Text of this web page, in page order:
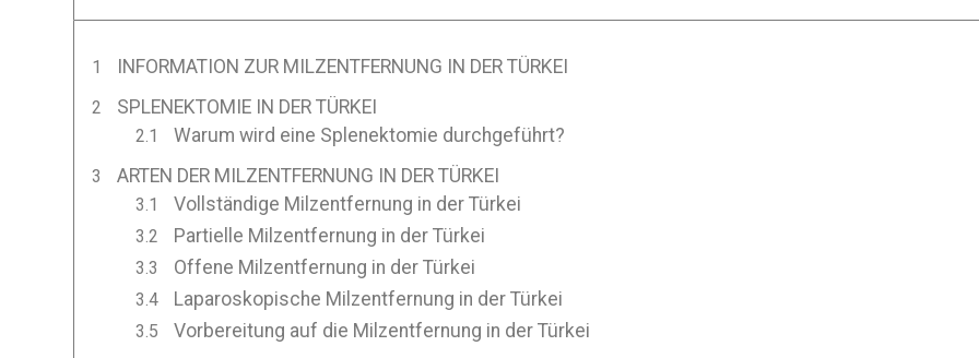
INFORMATION ZUR MILZENTFERNUNG IN DER TÜRKEI
SPLENEKTOMIE IN DER TÜRKEI
Warum wird eine Splenektomie durchgeführt?
ARTEN DER MILZENTFERNUNG IN DER TÜRKEI
Vollständige Milzentfernung in der Türkei
Partielle Milzentfernung in der Türkei
Offene Milzentfernung in der Türkei
Laparoskopische Milzentfernung in der Türkei
Vorbereitung auf die Milzentfernung in der Türkei